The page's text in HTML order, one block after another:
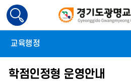
검
색
성
교육행정
학점인정형 운영안내